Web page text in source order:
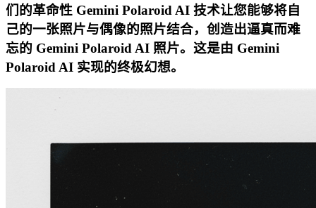
们的革命性 Gemini Polaroid AI 技术让您能够将自
己的一张照片与偶像的照片结合，创造出逼真而难
忘的 Gemini Polaroid AI 照片。这是由 Gemini
Polaroid AI 实现的终极幻想。